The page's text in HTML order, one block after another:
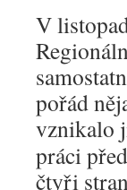
V
pořád
vznikalo
práci
čtyři